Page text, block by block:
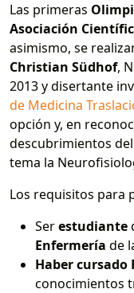
Las primeras
Asociación
asimismo, se
Christian Südhof,
2013 y disertante
de Medicina
opción y, en
descubrimientos
tema la
Los requisitos para
Serestudiante
Enfermería de
Haber cursado
conocimientos